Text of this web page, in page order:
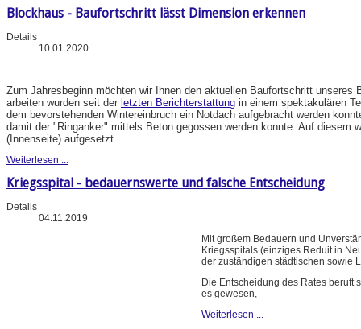
Blockhaus - Baufortschritt lässt Dimension erkennen
Details
10.01.2020
Zum Jahresbeginn möchten wir Ihnen den aktuellen Baufortschritt unseres
arbeiten wurden seit der letzten Berichterstattung in einem spektakulären
dem bevorstehenden Wintereinbruch ein Notdach aufgebracht werden
damit der "Ringanker" mittels Beton gegossen werden konnte. Auf
(Innenseite) aufgesetzt.
Weiterlesen ...
Kriegsspital - bedauernswerte und falsche Entscheidung
Details
04.11.2019
Mit großem Bedauern und
Kriegsspitals (einziges Reduit in
der zuständigen städtischen sowie
Die Entscheidung des Rates beruft
es gewesen,
Weiterlesen ...